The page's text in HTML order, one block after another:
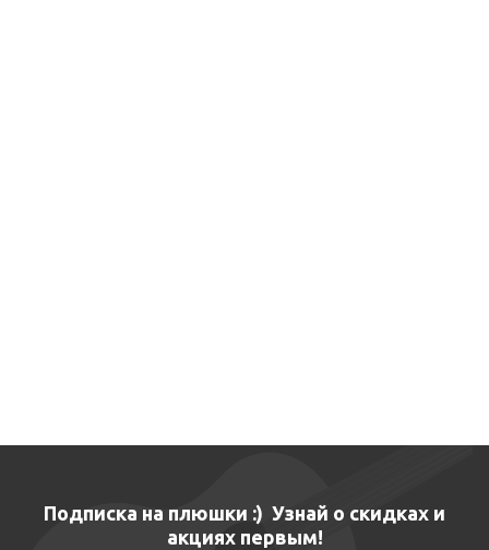
Подписка на плюшки :) Узнай о скидках и
акциях первым!